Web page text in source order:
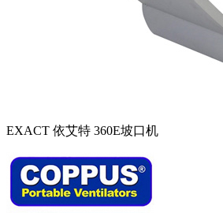
EXACT 依艾特 360E坡口机